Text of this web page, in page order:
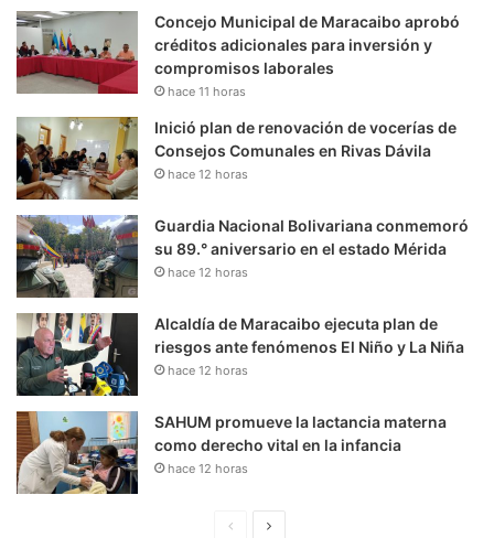
Concejo Municipal de Maracaibo aprobó
créditos adicionales para inversión y
compromisos laborales
hace 11 horas
Inició plan de renovación de vocerías de
Consejos Comunales en Rivas Dávila
hace 12 horas
Guardia Nacional Bolivariana conmemoró
su 89.° aniversario en el estado Mérida
hace 12 horas
Alcaldía de Maracaibo ejecuta plan de
riesgos ante fenómenos El Niño y La Niña
hace 12 horas
SAHUM promueve la lactancia materna
como derecho vital en la infancia
hace 12 horas